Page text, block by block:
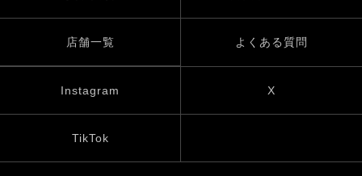
店舗一覧 よくある質問
Instagram X
TikTok